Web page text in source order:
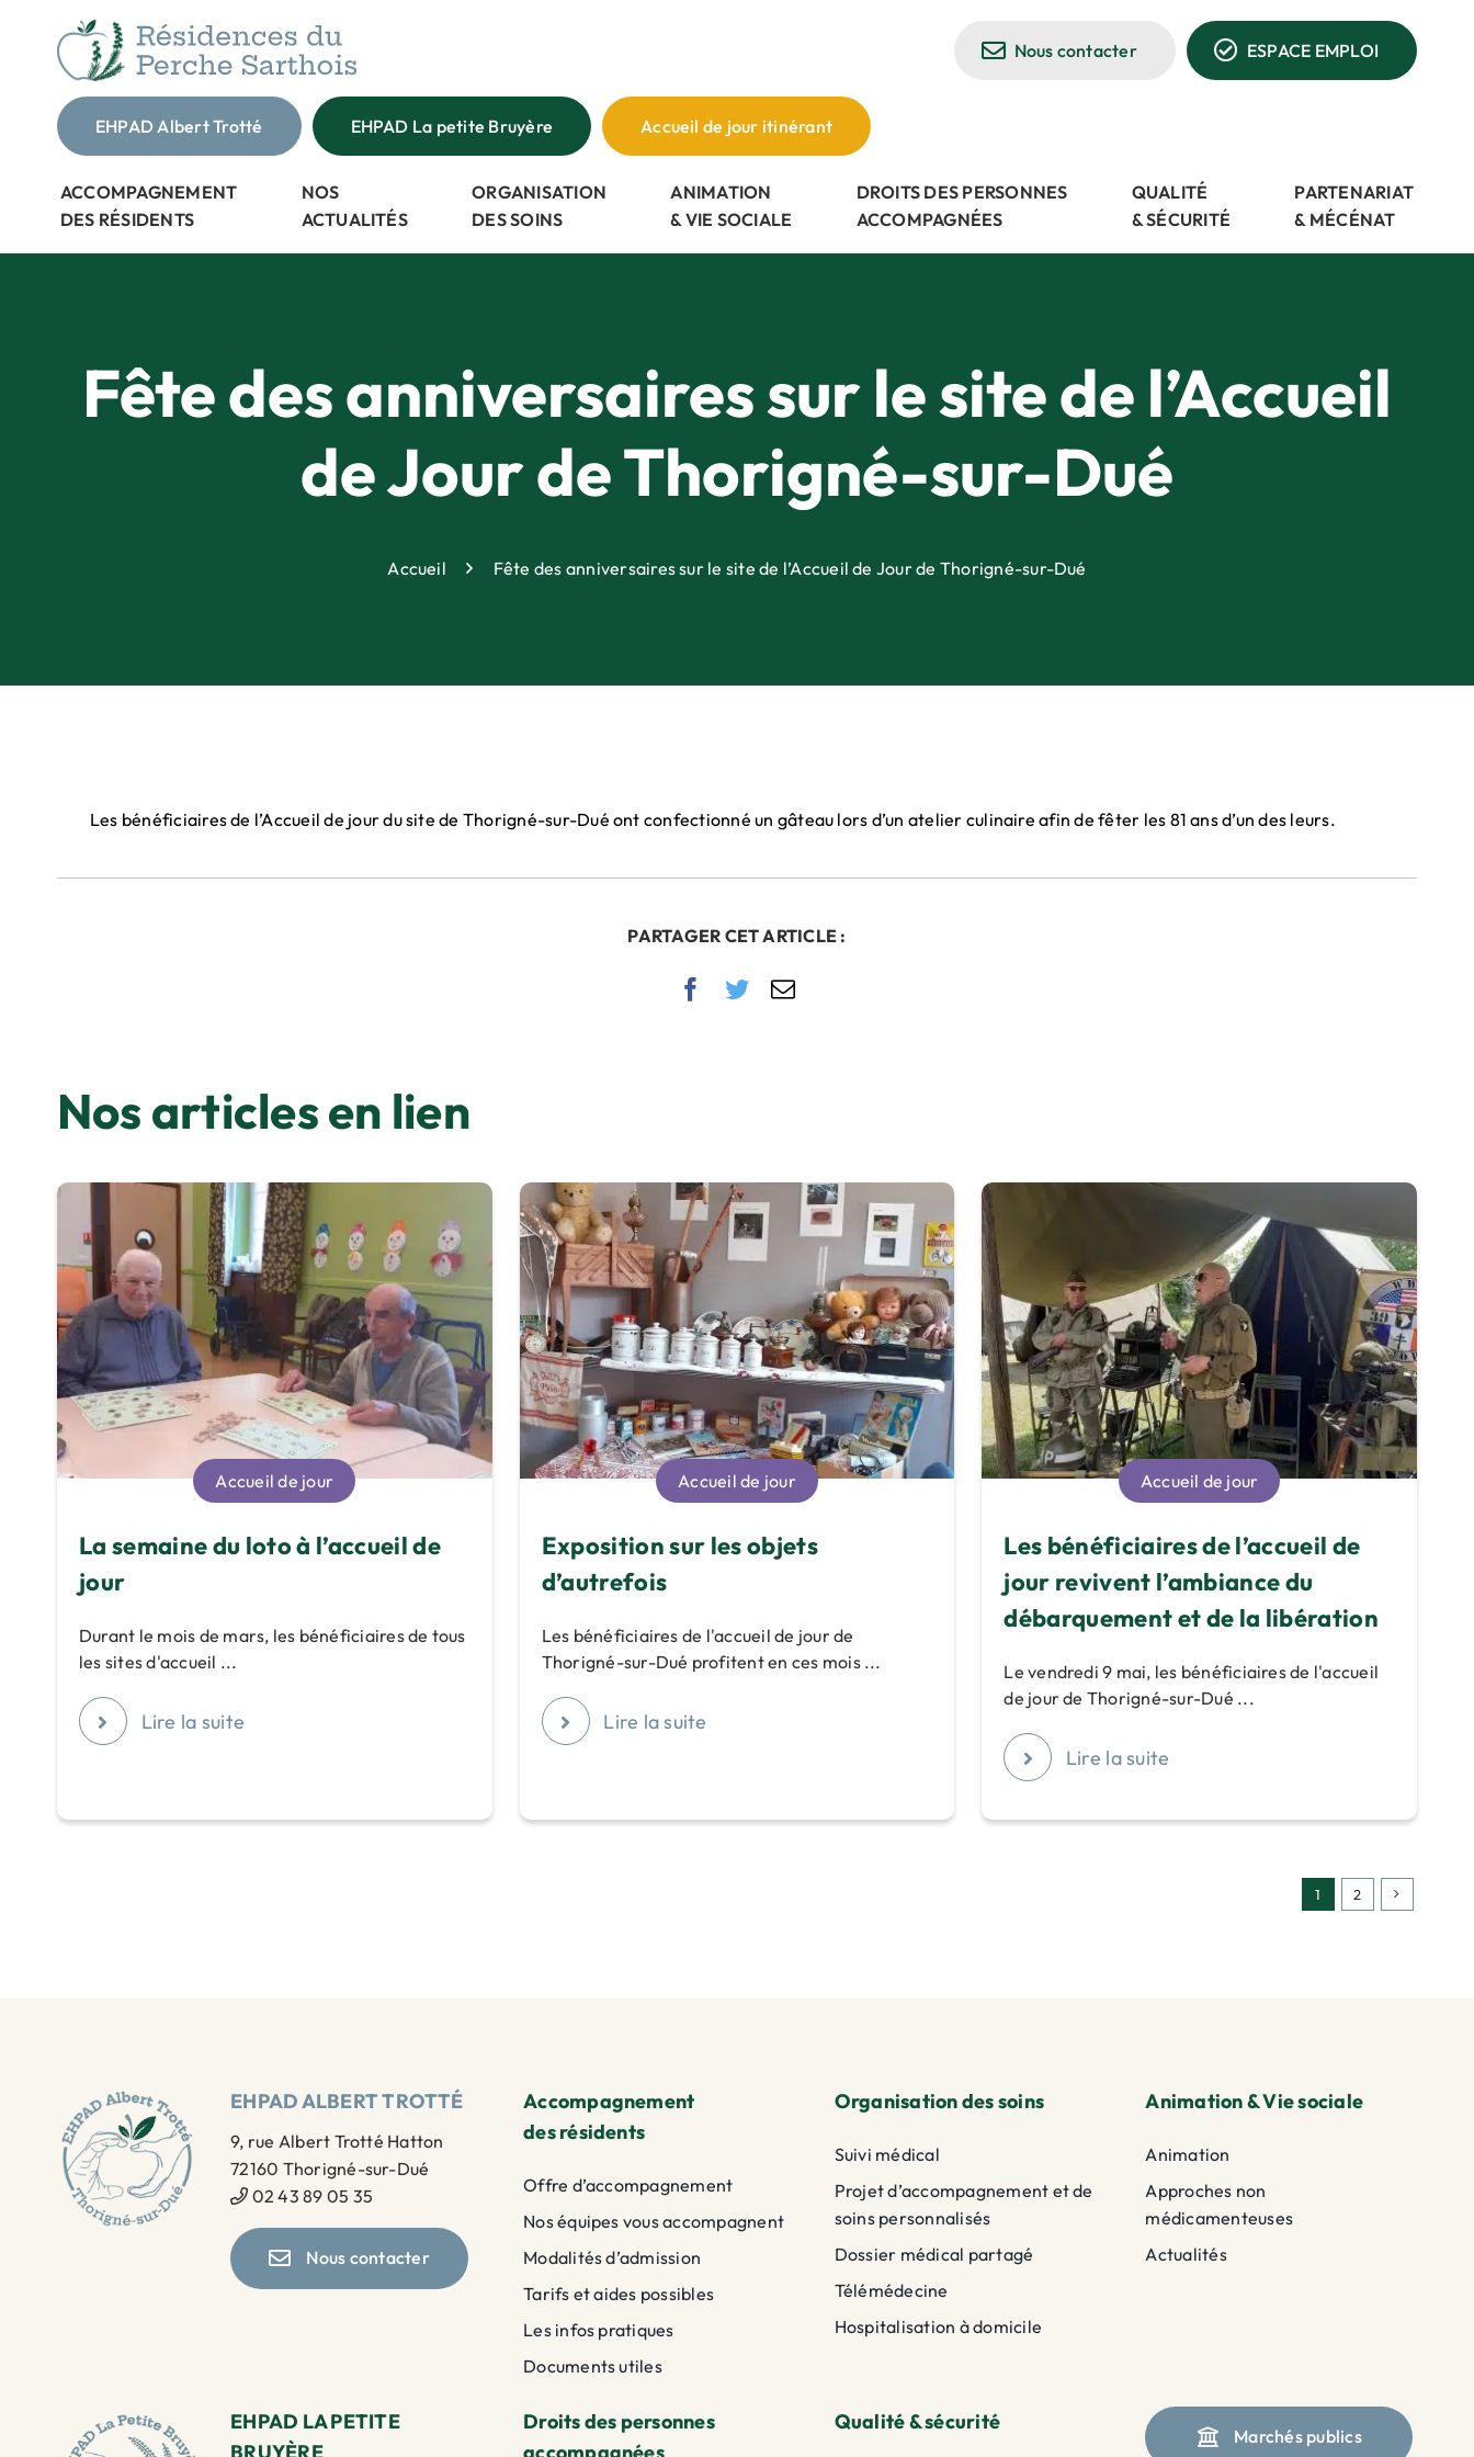
contenu
Nous contacter ESPACE EMPLOI
EHPAD Albert Trotté EHPAD La petite Bruyère Accueil de jour itinérant
ACCOMPAGNEMENT
DES RÉSIDENTS
NOS
ACTUALITÉS
ORGANISATION
DES SOINS
ANIMATION
& VIE SOCIALE
DROITS DES PERSONNES
ACCOMPAGNÉES
QUALITÉ
& SÉCURITÉ
PARTENARIAT
& MÉCÉNAT
Fête des anniversaires sur le site de l’Accueil
de Jour de Thorigné-sur-Dué
Accueil Fête des anniversaires sur le site de l’Accueil de Jour de Thorigné-sur-Dué
Les bénéficiaires de l’Accueil de jour du site de Thorigné-sur-Dué ont confectionné un gâteau lors d’un atelier culinaire afin de fêter les 81 ans d’un des leurs.
PARTAGER CET ARTICLE :
Nos articles en lien
Accueil de jour
La semaine du loto à l’accueil de
jour
Durant le mois de mars, les bénéficiaires de tous
les sites d'accueil ...
Lire la suite
Accueil de jour
Exposition sur les objets
d’autrefois
Les bénéficiaires de l'accueil de jour de
Thorigné-sur-Dué profitent en ces mois ...
Lire la suite
Accueil de jour
Les bénéficiaires de l’accueil de
jour revivent l’ambiance du
débarquement et de la libération
Le vendredi 9 mai, les bénéficiaires de l'accueil
de jour de Thorigné-sur-Dué ...
Lire la suite
1 2
EHPAD ALBERT TROTTÉ
9, rue Albert Trotté Hatton
72160 Thorigné-sur-Dué
02 43 89 05 35
Nous contacter
Accompagnement
des résidents
Offre d’accompagnement
Nos équipes vous accompagnent
Modalités d’admission
Tarifs et aides possibles
Les infos pratiques
Documents utiles
Organisation des soins
Suivi médical
Projet d’accompagnement et de
soins personnalisés
Dossier médical partagé
Télémédecine
Hospitalisation à domicile
Animation & Vie sociale
Animation
Approches non
médicamenteuses
Actualités
EHPAD LA PETITE
BRUYÈRE
Droits des personnes
accompagnées
Qualité & sécurité
Marchés publics